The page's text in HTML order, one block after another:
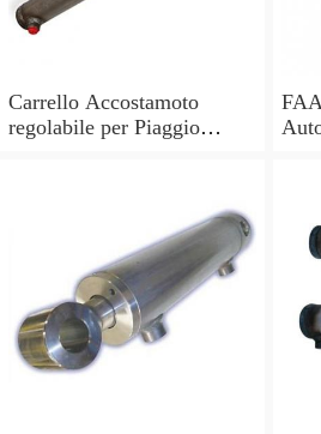
Carrello Accostamoto
regolabile per Piaggio